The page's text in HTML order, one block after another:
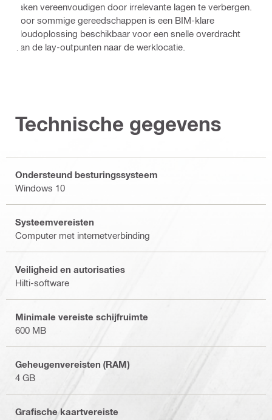
taken vereenvoudigen door irrelevante lagen te verbergen.
Voor sommige gereedschappen is een BIM-klare
cloudoplossing beschikbaar voor een snelle overdracht
van de lay-outpunten naar de werklocatie.
Technische gegevens
Ondersteund besturingssysteem
Windows 10
Systeemvereisten
Computer met internetverbinding
Veiligheid en autorisaties
Hilti-software
Minimale vereiste schijfruimte
600 MB
Geheugenvereisten (RAM)
4 GB
Grafische kaartvereiste